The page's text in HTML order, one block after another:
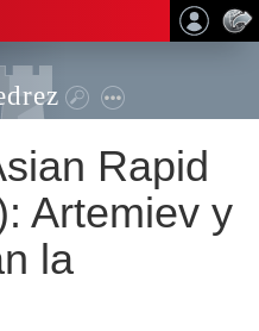
Rapid
Artemiev y
la